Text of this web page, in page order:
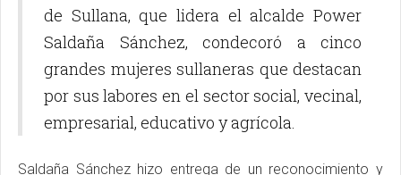
de Sullana, que lidera el alcalde Power
Saldaña Sánchez, condecoró a cinco
grandes mujeres sullaneras que destacan
por sus labores en el sector social, vecinal,
empresarial, educativo y agrícola.
Saldaña Sánchez hizo entrega de un reconocimiento y